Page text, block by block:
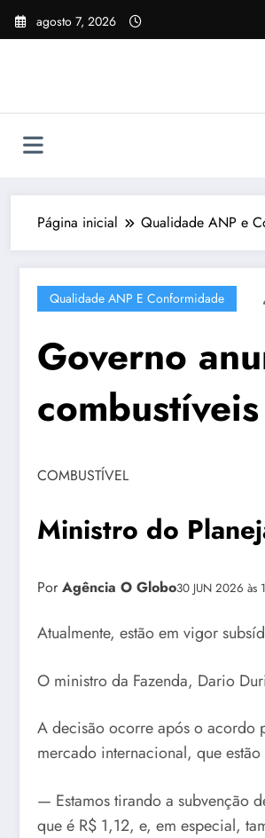
Pular
para
agosto 7, 2026
Página inicial Qualidade ANP e
Qualidade ANP E Conformidade
Governo
COMBUSTÍVEL
Ministro do
Por Agência O Globo30 JUN 2026 às
Atualmente, estão em vigor
O ministro da Fazenda, Dario
A decisão ocorre após o acordo
mercado internacional, que
— Estamos tirando a subvenção
que é R$ 1,12, e, em especial,